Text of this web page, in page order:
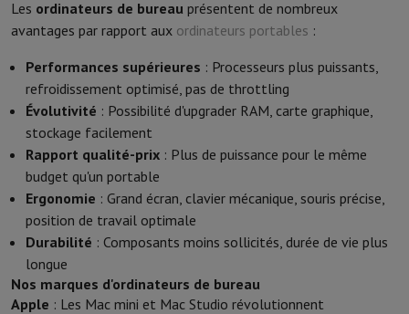
Les ordinateurs de bureau présentent de nombreux
avantages par rapport aux ordinateurs portables :
Performances supérieures : Processeurs plus puissants,
refroidissement optimisé, pas de throttling
Évolutivité : Possibilité d'upgrader RAM, carte graphique,
stockage facilement
Rapport qualité-prix : Plus de puissance pour le même
budget qu'un portable
Ergonomie : Grand écran, clavier mécanique, souris précise,
position de travail optimale
Durabilité : Composants moins sollicités, durée de vie plus
longue
Nos marques d'ordinateurs de bureau
Apple : Les Mac mini et Mac Studio révolutionnent